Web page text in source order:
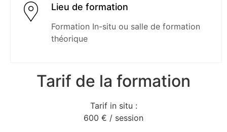
Lieu de formation
Formation In-situ ou salle de formation
théorique
Tarif de la formation
Tarif in situ :
600 € / session